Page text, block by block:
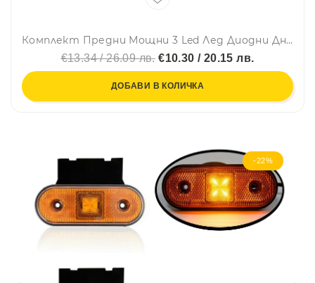
Комплект Предни Мощни 3 Led Лед Диодни Дневни Светлини 12V 3W НОВИ
€13.34 / 26.09 лв.€10.30 / 20.15 лв.
ДОБАВИ В КОЛИЧКА
-22%